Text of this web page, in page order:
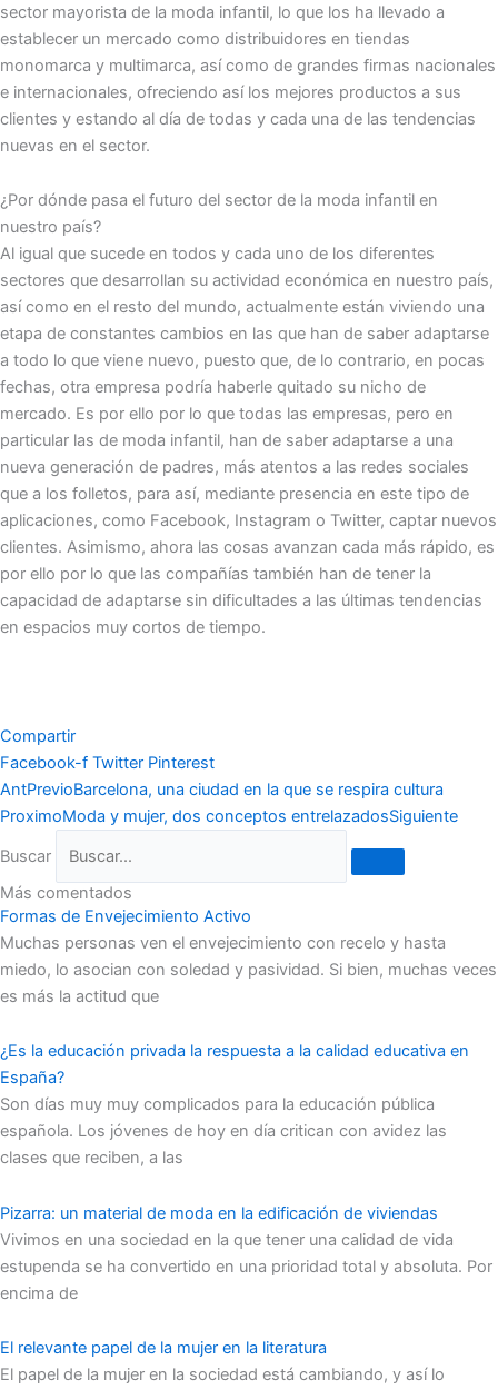
sector mayorista de la moda infantil, lo que los ha llevado a
establecer un mercado como distribuidores en tiendas
monomarca y multimarca, así como de grandes firmas nacionales
e internacionales, ofreciendo así los mejores productos a sus
clientes y estando al día de todas y cada una de las tendencias
nuevas en el sector.
¿Por dónde pasa el futuro del sector de la moda infantil en
nuestro país?
Al igual que sucede en todos y cada uno de los diferentes
sectores que desarrollan su actividad económica en nuestro país,
así como en el resto del mundo, actualmente están viviendo una
etapa de constantes cambios en las que han de saber adaptarse
a todo lo que viene nuevo, puesto que, de lo contrario, en pocas
fechas, otra empresa podría haberle quitado su nicho de
mercado. Es por ello por lo que todas las empresas, pero en
particular las de moda infantil, han de saber adaptarse a una
nueva generación de padres, más atentos a las redes sociales
que a los folletos, para así, mediante presencia en este tipo de
aplicaciones, como Facebook, Instagram o Twitter, captar nuevos
clientes. Asimismo, ahora las cosas avanzan cada más rápido, es
por ello por lo que las compañías también han de tener la
capacidad de adaptarse sin dificultades a las últimas tendencias
en espacios muy cortos de tiempo.
Compartir
Facebook-f Twitter Pinterest
AntPrevioBarcelona, una ciudad en la que se respira cultura
ProximoModa y mujer, dos conceptos entrelazadosSiguiente
Buscar
Más comentados
Formas de Envejecimiento Activo
Muchas personas ven el envejecimiento con recelo y hasta
miedo, lo asocian con soledad y pasividad. Si bien, muchas veces
es más la actitud que
¿Es la educación privada la respuesta a la calidad educativa en
España?
Son días muy muy complicados para la educación pública
española. Los jóvenes de hoy en día critican con avidez las
clases que reciben, a las
Pizarra: un material de moda en la edificación de viviendas
Vivimos en una sociedad en la que tener una calidad de vida
estupenda se ha convertido en una prioridad total y absoluta. Por
encima de
El relevante papel de la mujer en la literatura
El papel de la mujer en la sociedad está cambiando, y así lo